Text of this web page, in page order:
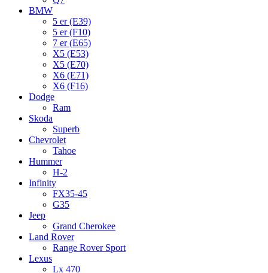
BMW
5 er (E39)
5 er (F10)
7 er (E65)
X5 (E53)
X5 (E70)
X6 (E71)
X6 (F16)
Dodge
Ram
Skoda
Superb
Chevrolet
Tahoe
Hummer
H-2
Infinity
FX35-45
G35
Jeep
Grand Cherokee
Land Rover
Range Rover Sport
Lexus
Lx 470